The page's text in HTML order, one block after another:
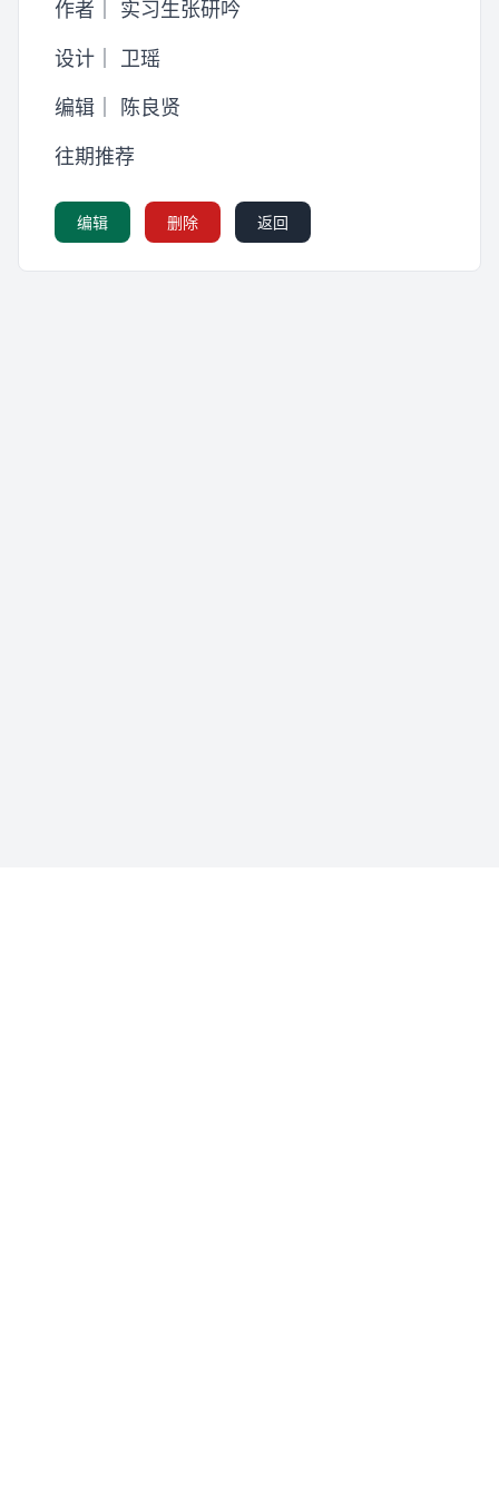
作者｜ 实习生张研吟
设计｜ 卫瑶
编辑｜ 陈良贤
往期推荐
编辑 删除 返回